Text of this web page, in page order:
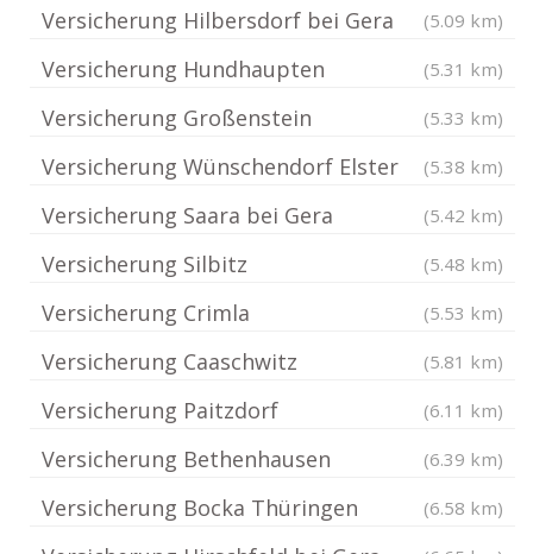
Versicherung Hilbersdorf bei Gera (5.09 km)
Versicherung Hundhaupten (5.31 km)
Versicherung Großenstein (5.33 km)
Versicherung Wünschendorf Elster (5.38 km)
Versicherung Saara bei Gera (5.42 km)
Versicherung Silbitz (5.48 km)
Versicherung Crimla (5.53 km)
Versicherung Caaschwitz (5.81 km)
Versicherung Paitzdorf (6.11 km)
Versicherung Bethenhausen (6.39 km)
Versicherung Bocka Thüringen (6.58 km)